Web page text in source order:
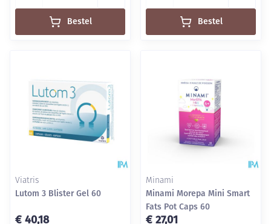
Bestel Bestel
Viatris
Lutom 3 Blister Gel 60
€ 40,18
Minami
Minami Morepa Mini Smart
Fats Pot Caps 60
€ 27,01